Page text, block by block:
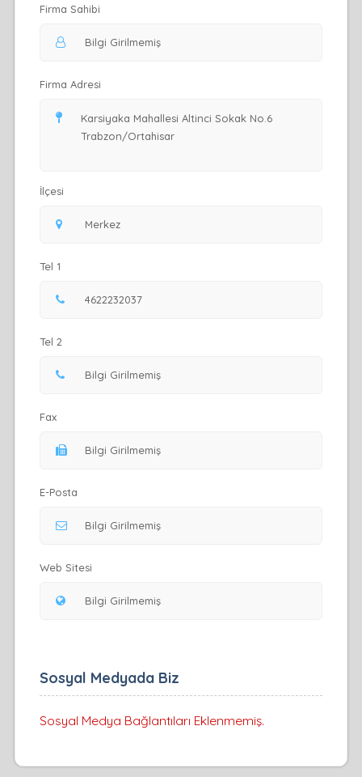
Firma Sahibi
Firma Adresi
İlçesi
Tel 1
Tel 2
Fax
E-Posta
Web Sitesi
Sosyal Medyada Biz
Sosyal Medya Bağlantıları Eklenmemiş.